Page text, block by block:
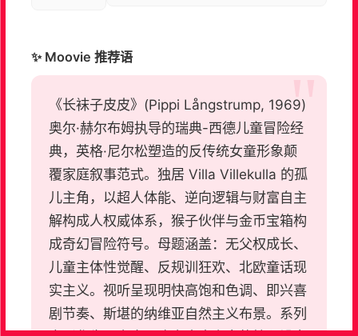
✨ Moovie 推荐语
《长袜子皮皮》(Pippi Långstrump, 1969)
奥尔·赫尔布姆执导的瑞典-西德儿童冒险经
典，英格·尼尔松塑造的反传统女童形象颠
覆家庭叙事范式。独居 Villa Villekulla 的孤
儿主角，以超人体能、逆向逻辑与财富自主
解构成人权威体系，猴子伙伴与金币宝箱构
成奇幻冒险符号。母题涵盖：无父权成长、
儿童主体性觉醒、反规训狂欢、北欧童话现
实主义。视听呈现明快高饱和色调、即兴喜
剧节奏、斯堪的纳维亚自然主义布景。系列